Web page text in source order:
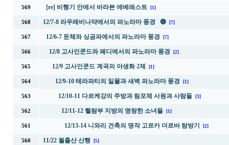
569 [re] 비행기 안에서 바라본 에베레스트 [1]
568 12/7-8 라우레비나약에서의 파노라마 풍경 🔵 [7]
567 12/6-7 둔체와 싱곰파에서의 파노라마 풍경 [7]
566 12/8 고사인쿤드와 페디에서의 파노라마 풍경 [2]
565 12/9 고사인쿤드 계곡의 야생화 2제 [1]
564 12/9-10 테라파티의 일몰과 새벽 파노라마 풍경 [1]
563 12/10-11 다르케걍의 주방과 림포체 사원과 사람들 [3]
562 12/11-12 헬람부 지방의 명랑한 소녀들 [1]
561 12/13-14 니와리 건축의 명작 고르카 더르바 탐방기 [2]
560 11/22 월출산 산행 [5]